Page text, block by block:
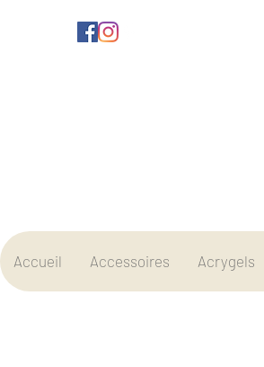
Accueil Accessoires Acrygels